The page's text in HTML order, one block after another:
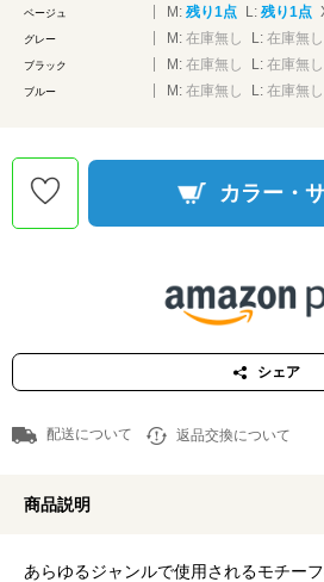
ベージュ M: 残り1点 L: 残り1点
グレー M: 在庫無し L: 在庫無し
ブラック M: 在庫無し L: 在庫無し
ブルー M: 在庫無し L: 在庫無し
カラー・
シェア
配送について 返品交換について
商品説明
あらゆるジャンルで使用されるモチー